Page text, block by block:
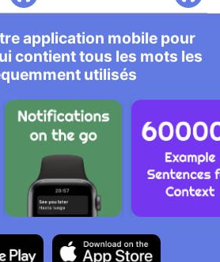
application mobile pour
contient tous les mots les
utilisés